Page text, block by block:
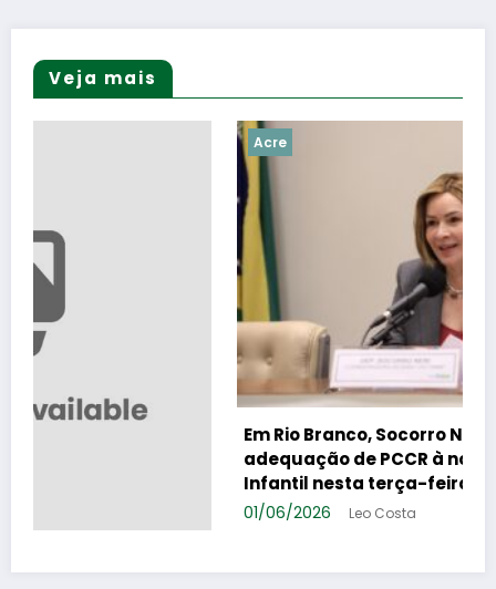
Veja mais
Em Rio Branco, Socorro Neri debate
adequação de PCCR à nova Lei da Educação
Infantil nesta terça-feira